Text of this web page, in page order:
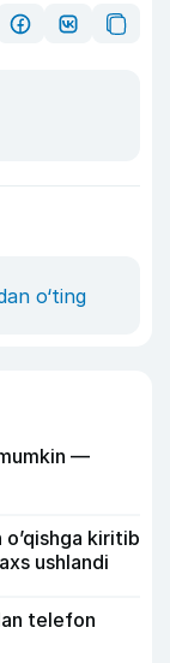
o‘ting
—
kiritib
ushlandi
telefon